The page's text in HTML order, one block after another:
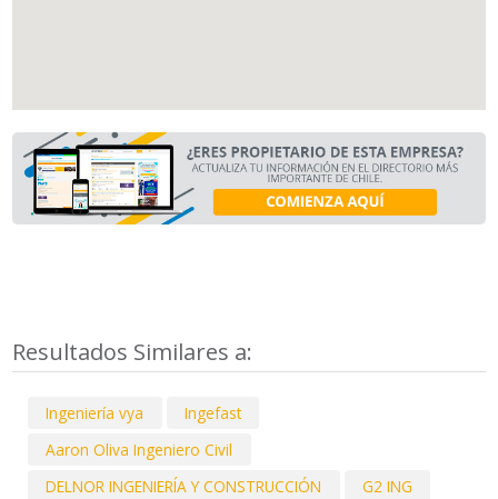
Resultados Similares a:
Ingeniería vya
Ingefast
Aaron Oliva Ingeniero Civil
DELNOR INGENIERÍA Y CONSTRUCCIÓN
G2 ING